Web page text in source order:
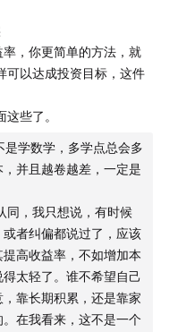
，你更简单的方法，就
可以达成投资目标，这件
些了。
是学数学，多学点总会多
并且越卷越差，一定是
同，我只想说，有时候
者纠偏都说过了，应该
高收益率，不如增加本
太轻了。谁不希望自己
靠长期积累，还是靠家
在我看来，这不是一个